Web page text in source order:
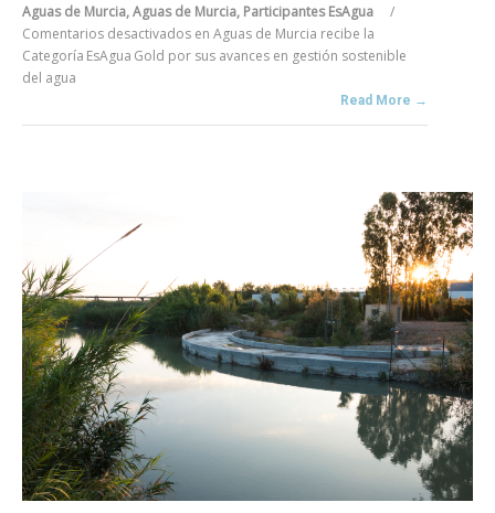
Aguas de Murcia,Aguas de Murcia, Participantes EsAgua
/
Comentarios desactivados en Aguas de Murcia recibe la
Categoría EsAgua Gold por sus avances en gestión sostenible
del agua
Read More →